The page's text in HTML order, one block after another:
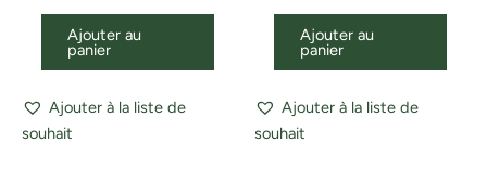
Ajouter au
panier
Ajouter à la liste de
souhait
Ajouter au
panier
Ajouter à la liste de
souhait